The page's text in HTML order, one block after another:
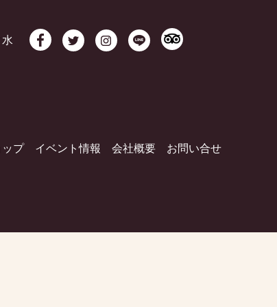
プ イベント情報 会社概要 お問い合せ